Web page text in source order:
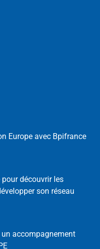
Europe avec Bpifrance
pour découvrir les
son réseau
accompagnement